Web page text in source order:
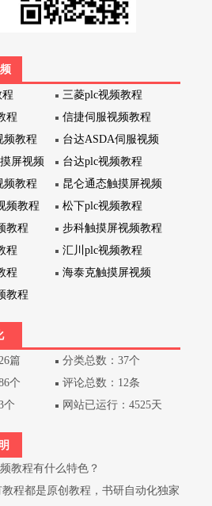
三菱plc视频教程
程
信捷伺服视频教程
频教程
台达ASDA伺服视频
屏视频
台达plc视频教程
频教程
昆仑通态触摸屏视频
频教程
松下plc视频教程
教程
步科触摸屏视频教程
程
汇川plc视频教程
程
海泰克触摸屏视频
教程
篇
分类总数：37个
个
评论总数：12条
个
网站已运行：4525天
教程有什么特色？
程都是原创教程，书研自动化独家